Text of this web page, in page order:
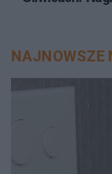
NAJNOWSZE